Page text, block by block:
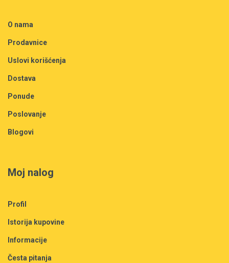
O nama
Prodavnice
Uslovi korišćenja
Dostava
Ponude
Poslovanje
Blogovi
Moj nalog
Profil
Istorija kupovine
Informacije
Česta pitanja